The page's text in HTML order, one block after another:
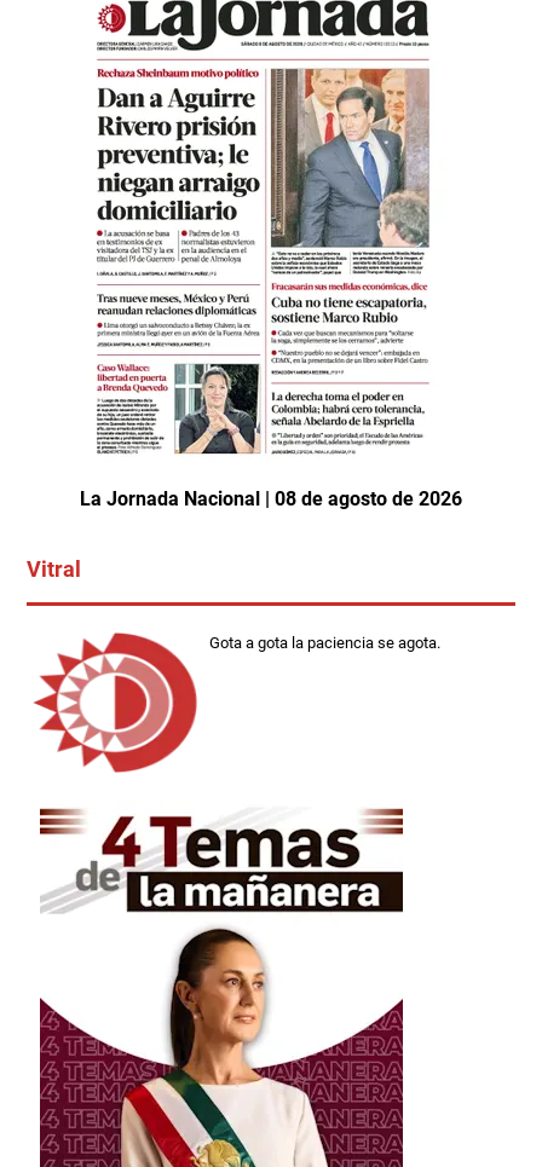
La Jornada Nacional | 08 de agosto de 2026
Vitral
Gota a gota la paciencia se agota.